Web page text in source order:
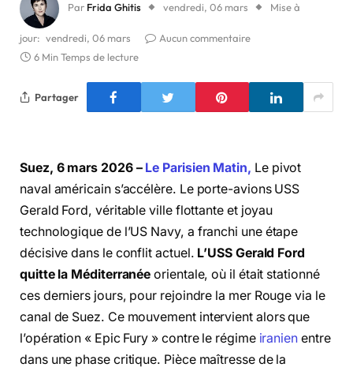
Par Frida Ghitis vendredi, 06 mars Mise à
jour: vendredi, 06 mars
Aucun commentaire
6 Min Temps de lecture
Partager
Suez, 6 mars 2026 – Le Parisien Matin, Le pivot
naval américain s’accélère. Le porte-avions USS
Gerald Ford, véritable ville flottante et joyau
technologique de l’US Navy, a franchi une étape
décisive dans le conflit actuel. L’USS Gerald Ford
quitte la Méditerranée orientale, où il était stationné
ces derniers jours, pour rejoindre la mer Rouge via le
canal de Suez. Ce mouvement intervient alors que
l’opération « Epic Fury » contre le régime iranien entre
dans une phase critique. Pièce maîtresse de la